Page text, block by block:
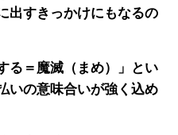
出すきっかけにもなるの
る＝魔滅（まめ）」とい
いの意味合いが強く込め